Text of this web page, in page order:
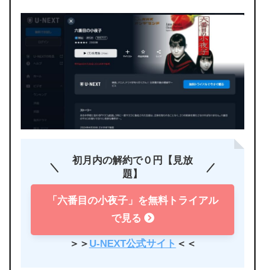
初月内の解約で０円【見放
題】
「六番目の小夜子」を無料トライアル
で見る
＞＞ U-NEXT公式サイト ＜＜